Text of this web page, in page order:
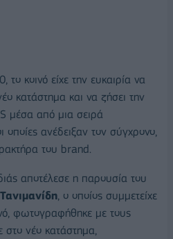
κοινό είχε την ευκαιρία να
κατάστημα και να ζήσει την
μέσα από μια σειρά
οποίες ανέδειξαν τον σύγχρονο,
του brand.
αποτέλεσε η παρουσία του
, ο οποίος συμμετείχε
φωτογραφήθηκε με τους
στο νέο κατάστημα,